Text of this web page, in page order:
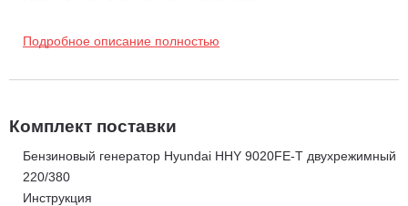
короткого замыкания.
Счетчик моточасов для своевременного техобслуживания.
4-х тактный двигатель с верхним расположением клапанов.
Моторный ресурс более 1500 м.ч.
Низкая вибрация и уровень шума.
Облегченная система запуска.
Подробное описание полностью
Комплект поставки
Бензиновый генератор Hyundai HHY 9020FE-T двухрежимный
220/380
Инструкция